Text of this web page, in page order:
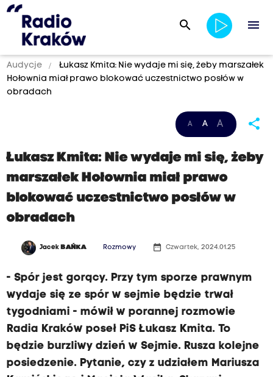
search menu
Audycje
Łukasz Kmita: Nie wydaje mi się, żeby marszałek
Hołownia miał prawo blokować uczestnictwo posłów w
obradach
A A A share
Łukasz Kmita: Nie wydaje mi się, żeby
marszałek Hołownia miał prawo
blokować uczestnictwo posłów w
obradach
Jacek BAŃKA Rozmowy date_range Czwartek, 2024.01.25
- Spór jest gorący. Przy tym sporze prawnym
wydaje się ze spór w sejmie będzie trwał
tygodniami - mówił w porannej rozmowie
Radia Kraków poseł PiS Łukasz Kmita. To
będzie burzliwy dzień w Sejmie. Rusza kolejne
posiedzenie. Pytanie, czy z udziałem Mariusza